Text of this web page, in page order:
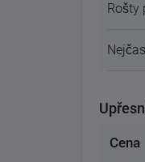
Rošty
Cena